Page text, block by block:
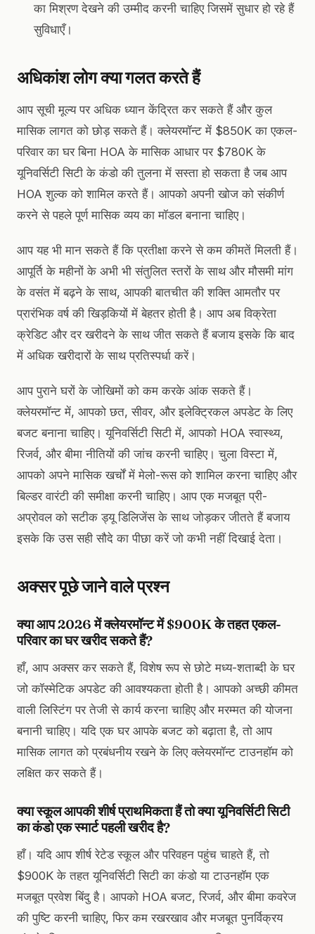
का मिश्रण देखने की उम्मीद करनी चाहिए जिसमें सुधार हो रहे हैं
सुविधाएँ।
अधिकांश लोग क्या गलत करते हैं
आप सूची मूल्य पर अधिक ध्यान केंद्रित कर सकते हैं और कुल
मासिक लागत को छोड़ सकते हैं। क्लेयरमॉन्ट में $850K का एकल-
परिवार का घर बिना HOA के मासिक आधार पर $780K के
यूनिवर्सिटी सिटी के कंडो की तुलना में सस्ता हो सकता है जब आप
HOA शुल्क को शामिल करते हैं। आपको अपनी खोज को संकीर्ण
करने से पहले पूर्ण मासिक व्यय का मॉडल बनाना चाहिए।
आप यह भी मान सकते हैं कि प्रतीक्षा करने से कम कीमतें मिलती हैं।
आपूर्ति के महीनों के अभी भी संतुलित स्तरों के साथ और मौसमी मांग
के वसंत में बढ़ने के साथ, आपकी बातचीत की शक्ति आमतौर पर
प्रारंभिक वर्ष की खिड़कियों में बेहतर होती है। आप अब विक्रेता
क्रेडिट और दर खरीदने के साथ जीत सकते हैं बजाय इसके कि बाद
में अधिक खरीदारों के साथ प्रतिस्पर्धा करें।
आप पुराने घरों के जोखिमों को कम करके आंक सकते हैं।
क्लेयरमॉन्ट में, आपको छत, सीवर, और इलेक्ट्रिकल अपडेट के लिए
बजट बनाना चाहिए। यूनिवर्सिटी सिटी में, आपको HOA स्वास्थ्य,
रिजर्व, और बीमा नीतियों की जांच करनी चाहिए। चुला विस्टा में,
आपको अपने मासिक खर्चों में मेलो-रूस को शामिल करना चाहिए और
बिल्डर वारंटी की समीक्षा करनी चाहिए। आप एक मजबूत प्री-
अप्रोवल को सटीक ड्यू डिलिजेंस के साथ जोड़कर जीतते हैं बजाय
इसके कि उस सही सौदे का पीछा करें जो कभी नहीं दिखाई देता।
अक्सर पूछे जाने वाले प्रश्न
क्या आप 2026 में क्लेयरमॉन्ट में $900K के तहत एकल-
परिवार का घर खरीद सकते हैं?
हाँ, आप अक्सर कर सकते हैं, विशेष रूप से छोटे मध्य-शताब्दी के घर
जो कॉस्मेटिक अपडेट की आवश्यकता होती है। आपको अच्छी कीमत
वाली लिस्टिंग पर तेजी से कार्य करना चाहिए और मरम्मत की योजना
बनानी चाहिए। यदि एक घर आपके बजट को बढ़ाता है, तो आप
मासिक लागत को प्रबंधनीय रखने के लिए क्लेयरमॉन्ट टाउनहॉम को
लक्षित कर सकते हैं।
क्या स्कूल आपकी शीर्ष प्राथमिकता हैं तो क्या यूनिवर्सिटी सिटी
का कंडो एक स्मार्ट पहली खरीद है?
हाँ। यदि आप शीर्ष रेटेड स्कूल और परिवहन पहुंच चाहते हैं, तो
$900K के तहत यूनिवर्सिटी सिटी का कंडो या टाउनहॉम एक
मजबूत प्रवेश बिंदु है। आपको HOA बजट, रिजर्व, और बीमा कवरेज
की पुष्टि करनी चाहिए, फिर कम रखरखाव और मजबूत पुनर्विक्रय